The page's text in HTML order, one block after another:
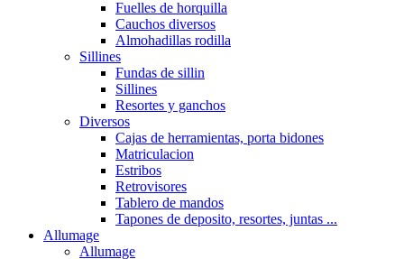
Fuelles de horquilla
Cauchos diversos
Almohadillas rodilla
Sillines
Fundas de sillin
Sillines
Resortes y ganchos
Diversos
Cajas de herramientas, porta bidones
Matriculacion
Estribos
Retrovisores
Tablero de mandos
Tapones de deposito, resortes, juntas ...
Allumage
Allumage